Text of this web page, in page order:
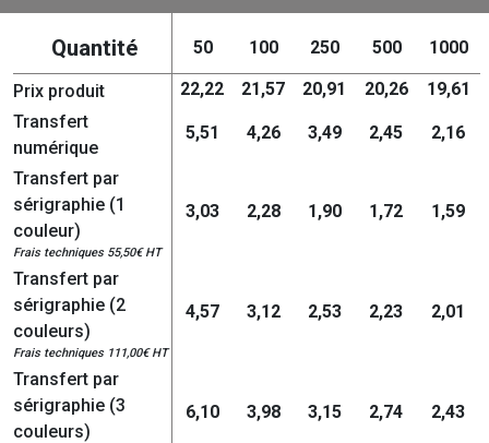
Quantité 50 100 250 500 1000
Prix produit 22,22 21,57 20,91 20,26
19,61
Transfert
numérique
5,51 4,26 3,49 2,45 2,16
Transfert par
sérigraphie (1
couleur)
Frais techniques 55,50€ HT
3,03 2,28 1,90 1,72 1,59
Transfert par
sérigraphie (2
couleurs)
Frais techniques 111,00€ HT
4,57 3,12 2,53 2,23 2,01
Transfert par
sérigraphie (3
couleurs)
6,10 3,98 3,15 2,74 2,43